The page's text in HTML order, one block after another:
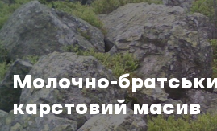
Молочно-
карстовий масив